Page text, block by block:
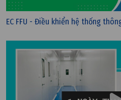
EC FFU - Điều khiển hệ thống